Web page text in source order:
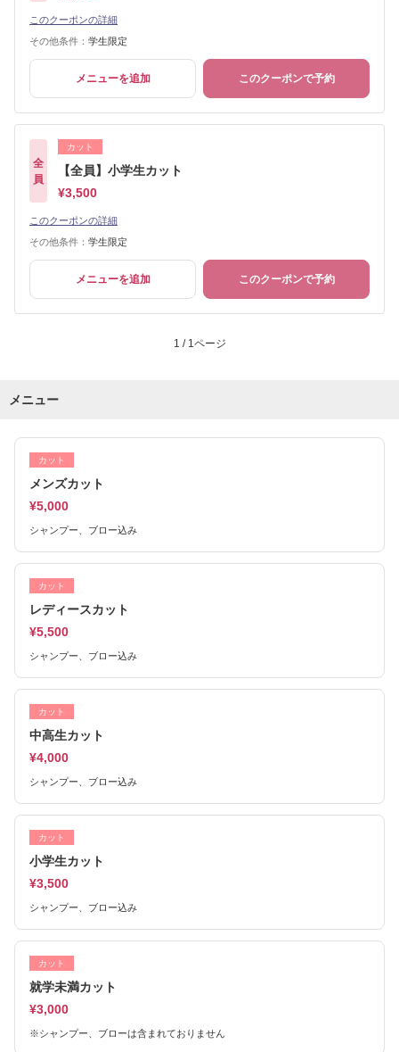
このクーポンの詳細
その他条件： 学生限定
メニューを追加 このクーポンで予約
全
員
カット
【全員】小学生カット
¥3,500
このクーポンの詳細
その他条件： 学生限定
メニューを追加 このクーポンで予約
1 / 1ページ
メニュー
カット
メンズカット
¥5,000
シャンプー、ブロー込み
カット
レディースカット
¥5,500
シャンプー、ブロー込み
カット
中高生カット
¥4,000
シャンプー、ブロー込み
カット
小学生カット
¥3,500
シャンプー、ブロー込み
カット
就学未満カット
¥3,000
※シャンプー、ブローは含まれておりません